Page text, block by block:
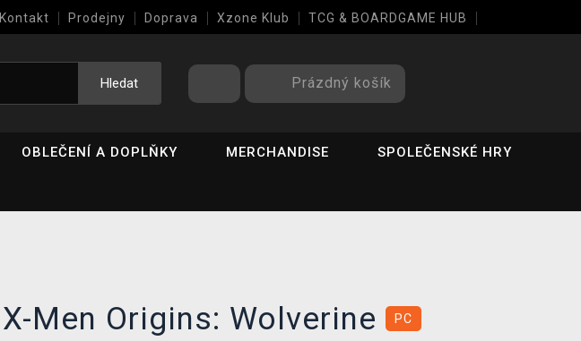
Kontakt Prodejny Doprava Xzone Klub TCG & BOARDGAME HUB
Hledat Prázdný košík
OBLEČENÍ A DOPLŇKY MERCHANDISE SPOLEČENSKÉ HRY
X-Men Origins: Wolverine PC